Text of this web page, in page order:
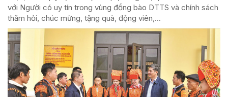
với Người có uy tín trong vùng đồng bào DTTS và chính sách
thăm hỏi, chúc mừng, tặng quà, động viên,...